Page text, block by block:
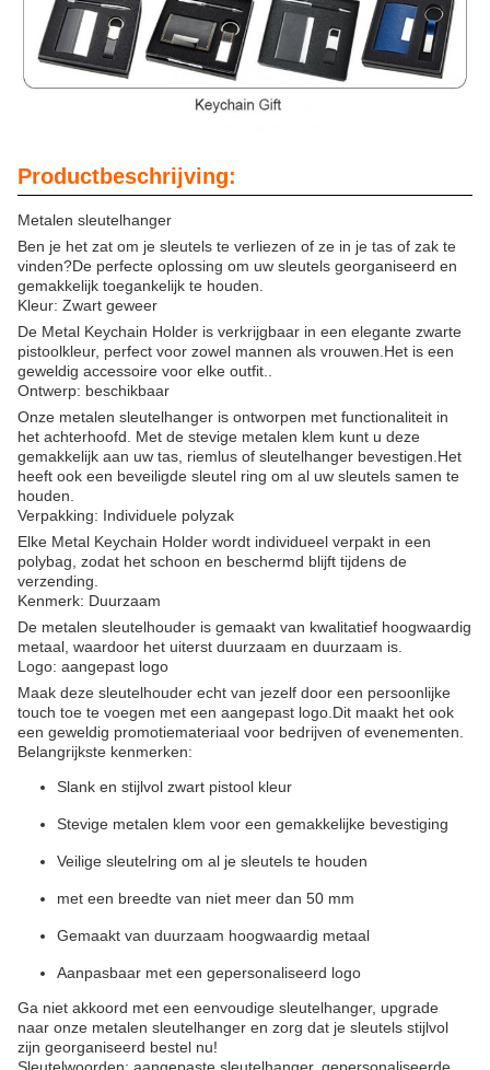
Productbeschrijving:
Metalen sleutelhanger
Ben je het zat om je sleutels te verliezen of ze in je tas of zak te
vinden?De perfecte oplossing om uw sleutels georganiseerd en
gemakkelijk toegankelijk te houden.
Kleur: Zwart geweer
De Metal Keychain Holder is verkrijgbaar in een elegante zwarte
pistoolkleur, perfect voor zowel mannen als vrouwen.Het is een
geweldig accessoire voor elke outfit..
Ontwerp: beschikbaar
Onze metalen sleutelhanger is ontworpen met functionaliteit in
het achterhoofd. Met de stevige metalen klem kunt u deze
gemakkelijk aan uw tas, riemlus of sleutelhanger bevestigen.Het
heeft ook een beveiligde sleutel ring om al uw sleutels samen te
houden.
Verpakking: Individuele polyzak
Elke Metal Keychain Holder wordt individueel verpakt in een
polybag, zodat het schoon en beschermd blijft tijdens de
verzending.
Kenmerk: Duurzaam
De metalen sleutelhouder is gemaakt van kwalitatief hoogwaardig
metaal, waardoor het uiterst duurzaam en duurzaam is.
Logo: aangepast logo
Maak deze sleutelhouder echt van jezelf door een persoonlijke
touch toe te voegen met een aangepast logo.Dit maakt het ook
een geweldig promotiemateriaal voor bedrijven of evenementen.
Belangrijkste kenmerken:
Slank en stijlvol zwart pistool kleur
Stevige metalen klem voor een gemakkelijke bevestiging
Veilige sleutelring om al je sleutels te houden
met een breedte van niet meer dan 50 mm
Gemaakt van duurzaam hoogwaardig metaal
Aanpasbaar met een gepersonaliseerd logo
Ga niet akkoord met een eenvoudige sleutelhanger, upgrade
naar onze metalen sleutelhanger en zorg dat je sleutels stijlvol
zijn georganiseerd bestel nu!